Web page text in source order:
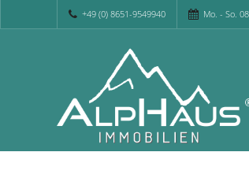
+49 (0) 8651-9549940 Mo. - So.